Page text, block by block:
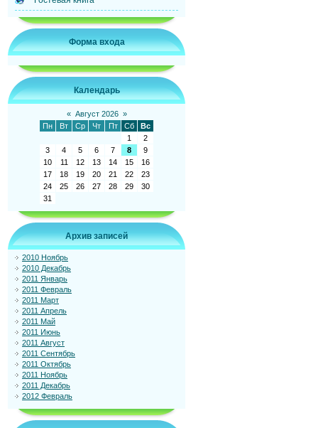
Форма входа
Календарь
« Август 2026 »
Пн
Вт Ср Чт Пт Сб
Вс
1
2
3
4 5 6 7 8
9
10
11 12 13 14 15
16
17
18 19 20 21 22
23
24
25 26 27 28 29
30
31
Архив записей
2010 Ноябрь
2010 Декабрь
2011 Январь
2011 Февраль
2011 Март
2011 Апрель
2011 Май
2011 Июнь
2011 Август
2011 Сентябрь
2011 Октябрь
2011 Ноябрь
2011 Декабрь
2012 Февраль